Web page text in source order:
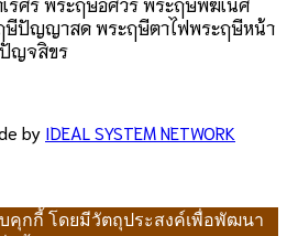
ปัญญาสด พระฤษีตาไฟพระฤษีหน้า
ญจสิขร
by IDEAL SYSTEM NETWORK
บคุกกี้ โดยมีวัตถุประสงค์เพื่อพัฒนา